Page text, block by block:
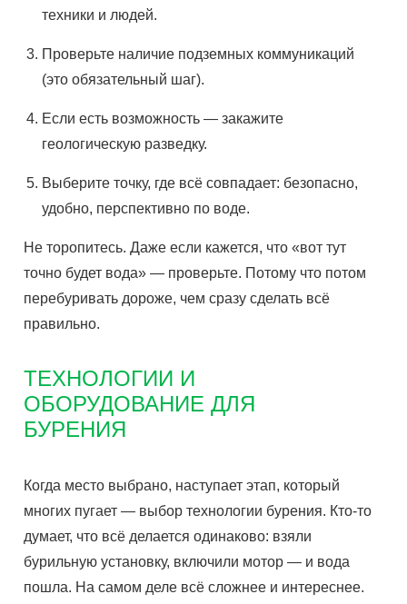
техники и людей.
Проверьте наличие подземных коммуникаций
(это обязательный шаг).
Если есть возможность — закажите
геологическую разведку.
Выберите точку, где всё совпадает: безопасно,
удобно, перспективно по воде.
Не торопитесь. Даже если кажется, что «вот тут
точно будет вода» — проверьте. Потому что потом
перебуривать дороже, чем сразу сделать всё
правильно.
ТЕХНОЛОГИИ И
ОБОРУДОВАНИЕ ДЛЯ
БУРЕНИЯ
Когда место выбрано, наступает этап, который
многих пугает — выбор технологии бурения. Кто-то
думает, что всё делается одинаково: взяли
бурильную установку, включили мотор — и вода
пошла. На самом деле всё сложнее и интереснее.